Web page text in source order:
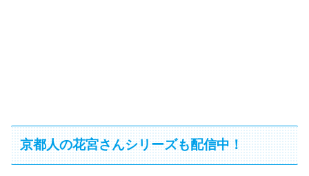
京都人の花宮さんシリーズも配信中！